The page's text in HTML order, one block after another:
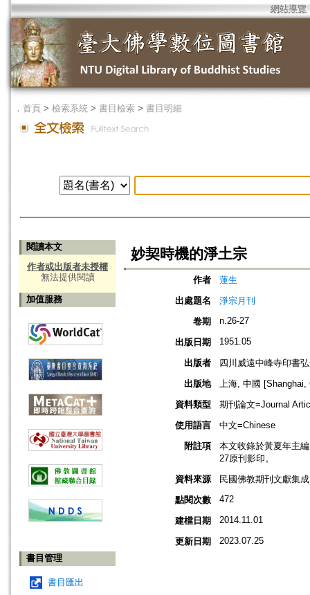
網站導覽
． 首頁 > 檢索系統 > 書目檢索 > 書目明細
閱讀本文
作者或出版者未授權
無法提供閱讀
加值服務
書目管理
書目匯出
妙契時機的淨土宗
作者
蓮生
出處題名
淨宗月刊
卷期
n.26-27
出版日期 1951.05
出版者
四川威遠中峰寺印書
出版地
上海, 中國 [Shanghai,
資料類型
期刊論文=Journal
使用語言
中文=Chinese
附註項
本文收錄於黃夏年主
27原刊影印。
資料來源
民國佛教期刊文獻集
點閱次數
472
建檔日期 2014.11.01
更新日期 2023.07.25